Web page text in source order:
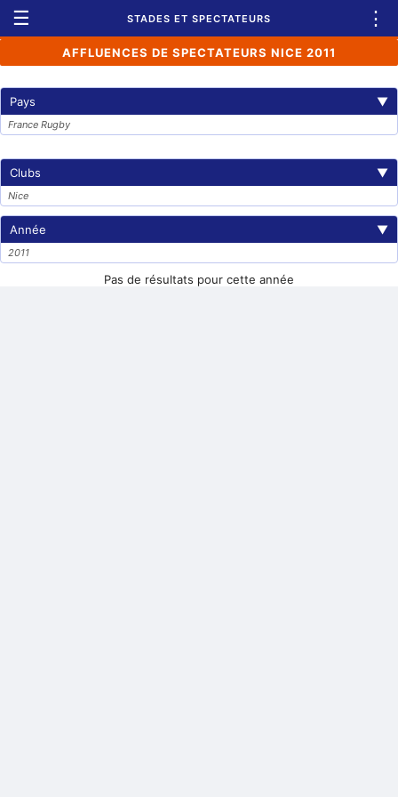
☰ STADES ET SPECTATEURS ⋮
AFFLUENCES DE SPECTATEURS NICE 2011
Pays ▼
France Rugby
Clubs ▼
Nice
Année ▼
2011
Pas de résultats pour cette année